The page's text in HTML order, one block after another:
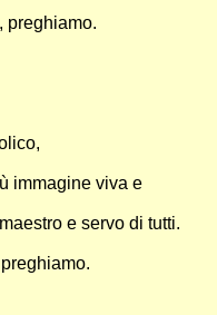
preghiamo.
immagine viva e
e servo di tutti.